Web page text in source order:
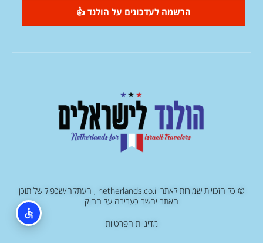
הרשמה לעדכונים על הולנד 👍
© כל הזכויות שמורות לאתר netherlands.co.il , העתקה/שכפול של תוכן
האתר יחשב כעבירה על החוק
מדיניות הפרטיות